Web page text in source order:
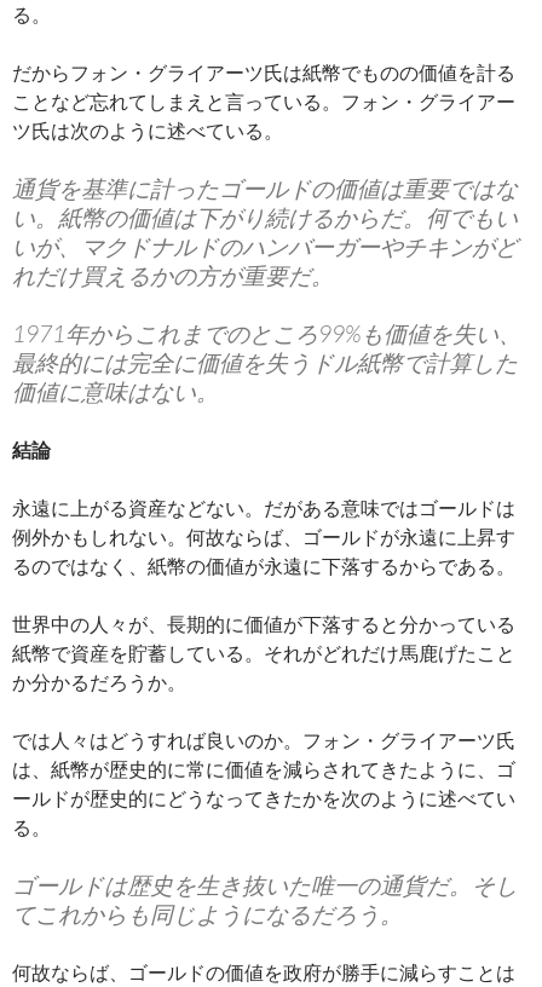
る。
だからフォン・グライアーツ氏は紙幣でものの価値を計る
ことなど忘れてしまえと言っている。フォン・グライアー
ツ氏は次のように述べている。
通貨を基準に計ったゴールドの価値は重要ではな
い。紙幣の価値は下がり続けるからだ。何でもい
いが、マクドナルドのハンバーガーやチキンがど
れだけ買えるかの方が重要だ。
1971年からこれまでのところ99%も価値を失い、
最終的には完全に価値を失うドル紙幣で計算した
価値に意味はない。
結論
永遠に上がる資産などない。だがある意味ではゴールドは
例外かもしれない。何故ならば、ゴールドが永遠に上昇す
るのではなく、紙幣の価値が永遠に下落するからである。
世界中の人々が、長期的に価値が下落すると分かっている
紙幣で資産を貯蓄している。それがどれだけ馬鹿げたこと
か分かるだろうか。
では人々はどうすれば良いのか。フォン・グライアーツ氏
は、紙幣が歴史的に常に価値を減らされてきたように、ゴ
ールドが歴史的にどうなってきたかを次のように述べてい
る。
ゴールドは歴史を生き抜いた唯一の通貨だ。そし
てこれからも同じようになるだろう。
何故ならば、ゴールドの価値を政府が勝手に減らすことは